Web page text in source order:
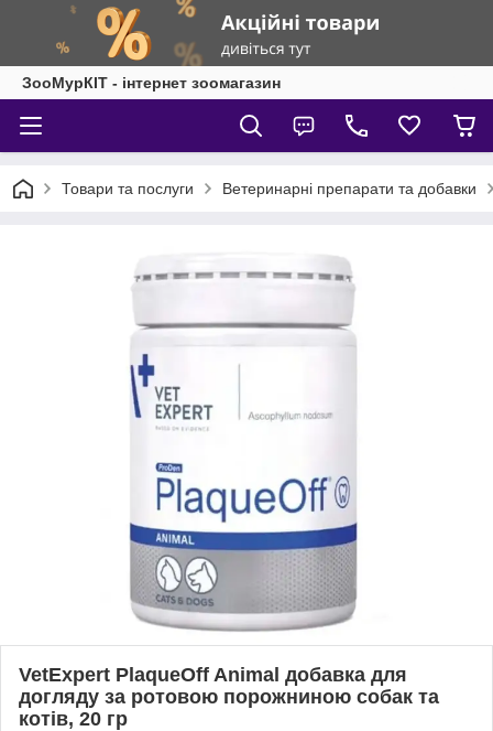
ЗооМурКІТ - інтернет зоомагазин
Товари та послуги Ветеринарні препарати та добавки
VetExpert PlaqueOff Animal добавка для
догляду за ротовою порожниною собак та
котів, 20 гр